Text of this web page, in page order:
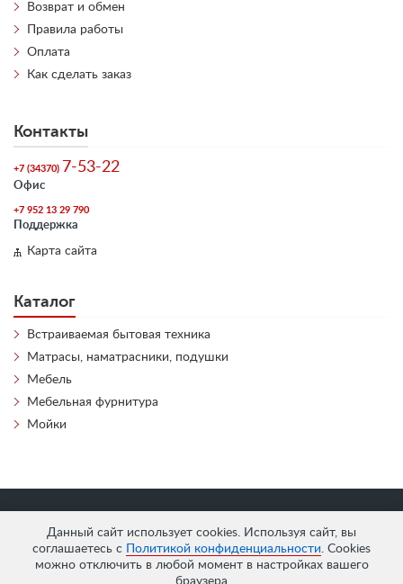
Данный сайт использует cookies. Используя сайт, вы
соглашаетесь с
Политикой конфиденциальности. Cookies
можно отключить в любой момент в настройках вашего
браузера
Возврат и обмен
Правила работы
Оплата
Как сделать заказ
Контакты
+7 (34370) 7-53-22
Офис
+7 952 13 29 790
Поддержка
Карта сайта
Каталог
Встраиваемая бытовая техника
Матрасы, наматрасники, подушки
Мебель
Мебельная фурнитура
Мойки